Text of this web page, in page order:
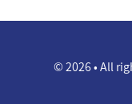
© 2026 • All